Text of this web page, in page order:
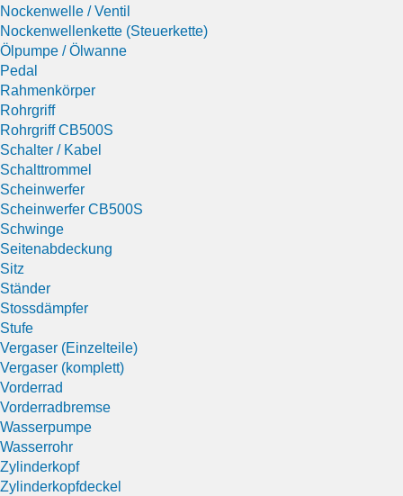
Nockenwelle / Ventil
Nockenwellenkette (Steuerkette)
Ölpumpe / Ölwanne
Pedal
Rahmenkörper
Rohrgriff
Rohrgriff CB500S
Schalter / Kabel
Schalttrommel
Scheinwerfer
Scheinwerfer CB500S
Schwinge
Seitenabdeckung
Sitz
Ständer
Stossdämpfer
Stufe
Vergaser (Einzelteile)
Vergaser (komplett)
Vorderrad
Vorderradbremse
Wasserpumpe
Wasserrohr
Zylinderkopf
Zylinderkopfdeckel